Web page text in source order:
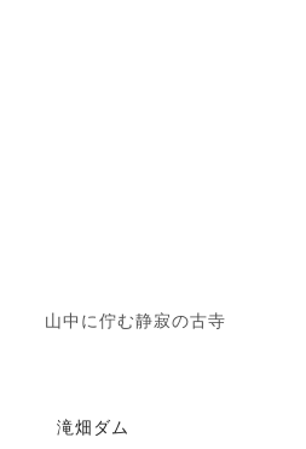
山中に佇む静寂の古寺
滝畑ダム